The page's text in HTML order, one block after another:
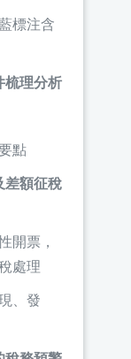
標注含
梳理分析
點
差額征稅
票，
處理
、發